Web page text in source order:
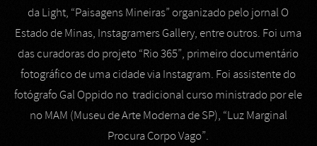
da Light, “Paisagens Mineiras” organizado pelo jornal O
Estado de Minas, Instagramers Gallery, entre outros. Foi uma
das curadoras do projeto “Rio 365”, primeiro documentário
fotográfico de uma cidade via Instagram. Foi assistente do
fotógrafo Gal Oppido no tradicional curso ministrado por ele
no MAM (Museu de Arte Moderna de SP), “Luz Marginal
Procura Corpo Vago”.